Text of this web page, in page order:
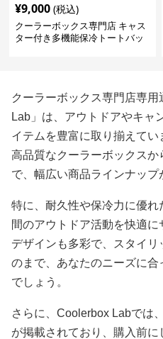
¥9,000 (税込)
クーラーボックス専門店 キャス
ター付き多機能保冷トートバッ
クーラーボックス専門店専
Lab」は、アウトドアやキャ
イテムを豊富に取り揃えてい
高品質なクーラーボックスか
で、幅広い商品ラインナップ
特に、耐久性や保冷力に優
間のアウトドア活動を快適に
デザインも多彩で、スタイ
のまで、あなたのニーズに
でしょう。
さらに、Coolerbox Labでは
が掲載されており、購入前に